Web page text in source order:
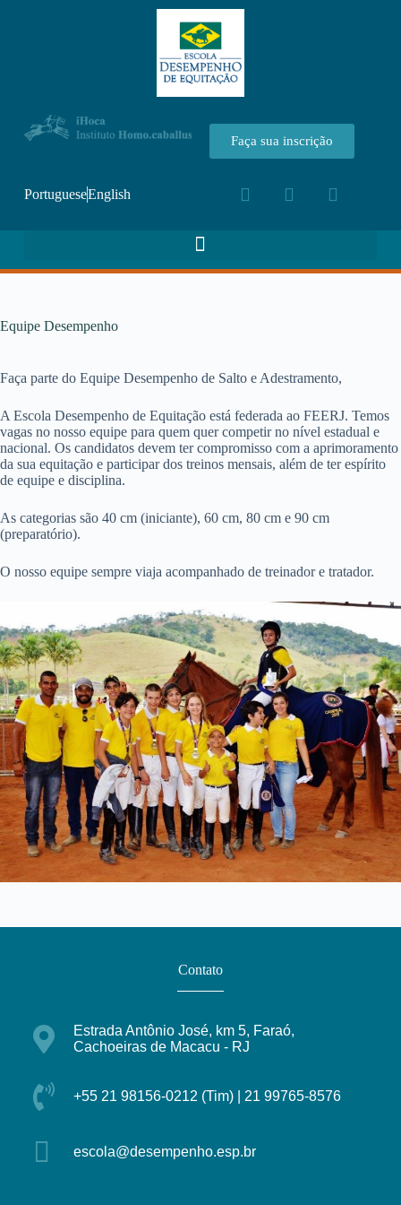
Faça sua inscrição
PortugueseEnglish
Equipe Desempenho
Faça parte do Equipe Desempenho de Salto e Adestramento,
A Escola Desempenho de Equitação está federada ao FEERJ. Temos
vagas no nosso equipe para quem quer competir no nível estadual e
nacional. Os candidatos devem ter compromisso com a aprimoramento
da sua equitação e participar dos treinos mensais, além de ter espírito
de equipe e disciplina.
As categorias são 40 cm (iniciante), 60 cm, 80 cm e 90 cm
(preparatório).
O nosso equipe sempre viaja acompanhado de treinador e tratador.
Contato
Estrada Antônio José, km 5, Faraó,
Cachoeiras de Macacu - RJ
+55 21 98156-0212 (Tim) | 21 99765-8576
escola@desempenho.esp.br